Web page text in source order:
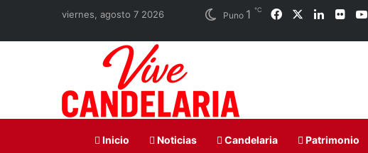
viernes, agosto 7 2026 Puno 1 ℃ Facebook LinkedIn
Flickr
Inicio Noticias Candelaria Patrimonio